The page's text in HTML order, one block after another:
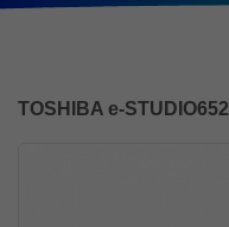
TOSHIBA e-